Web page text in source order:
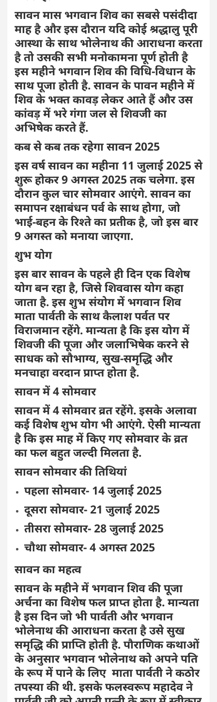
सावन मास भगवान शिव का सबसे पसंदीदा
माह है और इस दौरान यदि कोई श्रद्धालु पूरी
आस्था के साथ भोलेनाथ की आराधना करता
है तो उसकी सभी मनोकामना पूर्ण होती है
इस महीने भगवान शिव की विधि-विधान के
साथ पूजा होती है. सावन के पावन महीने में
शिव के भक्त कावड़ लेकर आते हैं और उस
कांवड़ में भरे गंगा जल से शिवजी का
अभिषेक करते हैं.
कब से कब तक रहेगा सावन 2025
इस वर्ष सावन का महीना 11 जुलाई 2025 से
शुरू होकर 9 अगस्त 2025 तक चलेगा. इस
दौरान कुल चार सोमवार आएंगे. सावन का
समापन रक्षाबंधन पर्व के साथ होगा, जो
भाई-बहन के रिश्ते का प्रतीक है, जो इस बार
9 अगस्त को मनाया जाएगा.
शुभ योग
इस बार सावन के पहले ही दिन एक विशेष
योग बन रहा है, जिसे शिववास योग कहा
जाता है. इस शुभ संयोग में भगवान शिव
माता पार्वती के साथ कैलाश पर्वत पर
विराजमान रहेंगे. मान्यता है कि इस योग में
शिवजी की पूजा और जलाभिषेक करने से
साधक को सौभाग्य, सुख-समृद्धि और
मनचाहा वरदान प्राप्त होता है.
सावन में 4 सोमवार
सावन में 4 सोमवार व्रत रहेंगे. इसके अलावा
कई विशेष शुभ योग भी आएंगे. ऐसी मान्यता
है कि इस माह में किए गए सोमवार के व्रत
का फल बहुत जल्दी मिलता है.
सावन सोमवार की तिथियां
पहला सोमवार- 14 जुलाई 2025
दूसरा सोमवार- 21 जुलाई 2025
तीसरा सोमवार- 28 जुलाई 2025
चौथा सोमवार- 4 अगस्त 2025
सावन का महत्व
सावन के महीने में भगवान शिव की पूजा
अर्चना का विशेष फल प्राप्त होता है. मान्यता
है इस दिन जो भी पार्वती और भगवान
भोलेनाथ की आराधना करता है उसे सुख
समृद्धि की प्राप्ति होती है. पौराणिक कथाओं
के अनुसार भगवान भोलेनाथ को अपने पति
के रूप में पाने के लिए माता पार्वती ने कठोर
तपस्या की थी. इसके फलस्वरूप महादेव ने